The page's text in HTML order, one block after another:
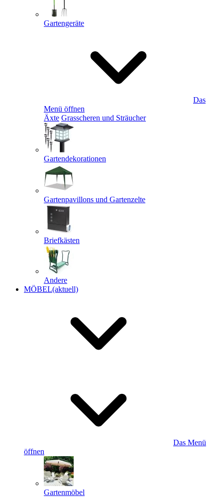
Gartengeräte
Das
Menü öffnen
Äxte Grasscheren und Sträucher
Gartendekorationen
Gartenpavillons und Gartenzelte
Briefkästen
Andere
MÖBEL(aktuell)
Das Menü
öffnen
Gartenmöbel